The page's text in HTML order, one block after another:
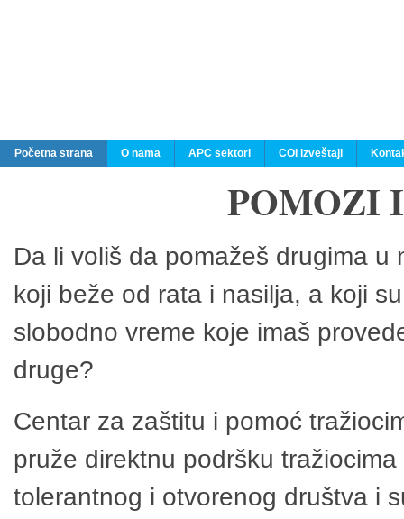
Početna strana O nama APC sektori COI izveštaji
POMOZI
Da li voliš da pomažeš drugima
koji beže od rata i nasilja, a koji
slobodno vreme koje imaš
druge?
Centar za zaštitu i pomoć
pruže direktnu podršku
tolerantnog i otvorenog društva i